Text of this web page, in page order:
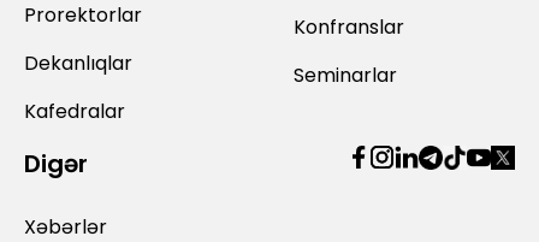
Prorektorlar
Dekanlıqlar
Kafedralar
Konfranslar
Seminarlar
Digər
Xəbərlər